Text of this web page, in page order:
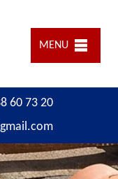
MENU
60 73 20